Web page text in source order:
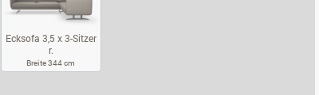
Ecksofa 3,5 x 3-Sitzer
r.
Breite 344 cm